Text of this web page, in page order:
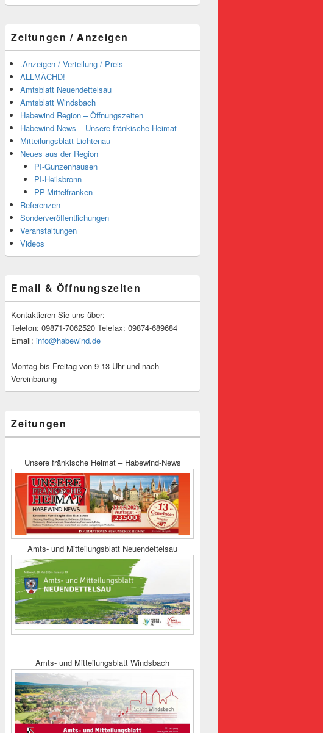
Zeitungen / Anzeigen
.Anzeigen / Verteilung / Preis
ALLMÄCHD!
Amtsblatt Neuendettelsau
Amtsblatt Windsbach
Habewind Region – Öffnungszeiten
Habewind-News – Unsere fränkische Heimat
Mitteilungsblatt Lichtenau
Neues aus der Region
PI-Gunzenhausen
PI-Heilsbronn
PP-Mittelfranken
Referenzen
Sonderveröffentlichungen
Veranstaltungen
Videos
Email & Öffnungszeiten
Kontaktieren Sie uns über:
Telefon: 09871-7062520 Telefax: 09874-689684
Email: info@habewind.de
Montag bis Freitag von 9-13 Uhr und nach
Vereinbarung
Zeitungen
Unsere fränkische Heimat – Habewind-News
Amts- und Mitteilungsblatt Neuendettelsau
Amts- und Mitteilungsblatt Windsbach